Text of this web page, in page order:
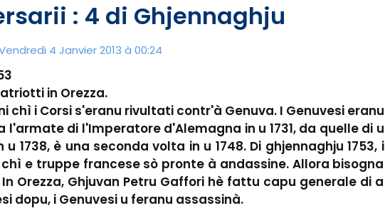
: 4 di Ghjennaghju
4 Janvier 2013 à 00:24
in Orezza.
chì i Corsi s'eranu rivultati contr'à Genuva. I Genuvesi eranu
di l'Imperatore d'Alemagna in u 1731, da quelle di u
u 1738, è una seconda volta in u 1748. Di ghjennaghju 1753, i
e truppe francese sò pronte à andassine. Allora bisogna
Orezza, Ghjuvan Petru Gaffori hè fattu capu generale di a
dopu, i Genuvesi u feranu assassinà.